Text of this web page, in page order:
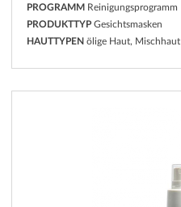
PROGRAMM Reinigungsprogramm
PRODUKTTYP Gesichtsmasken
HAUTTYPEN ölige Haut, Mischhaut